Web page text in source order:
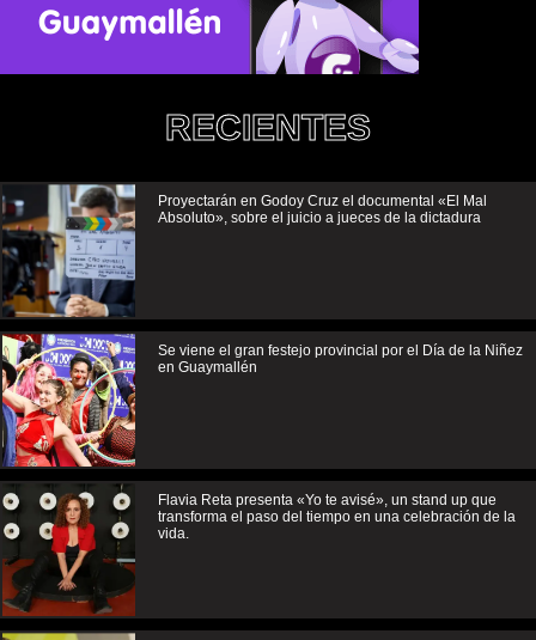
RECIENTES
Proyectarán en Godoy Cruz el documental «El Mal
Absoluto», sobre el juicio a jueces de la dictadura
Se viene el gran festejo provincial por el Día de la Niñez
en Guaymallén
Flavia Reta presenta «Yo te avisé», un stand up que
transforma el paso del tiempo en una celebración de la
vida.